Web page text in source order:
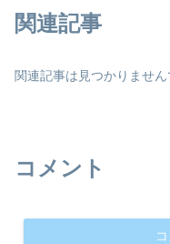
関連記事
関連記事は見つかりません
コメント